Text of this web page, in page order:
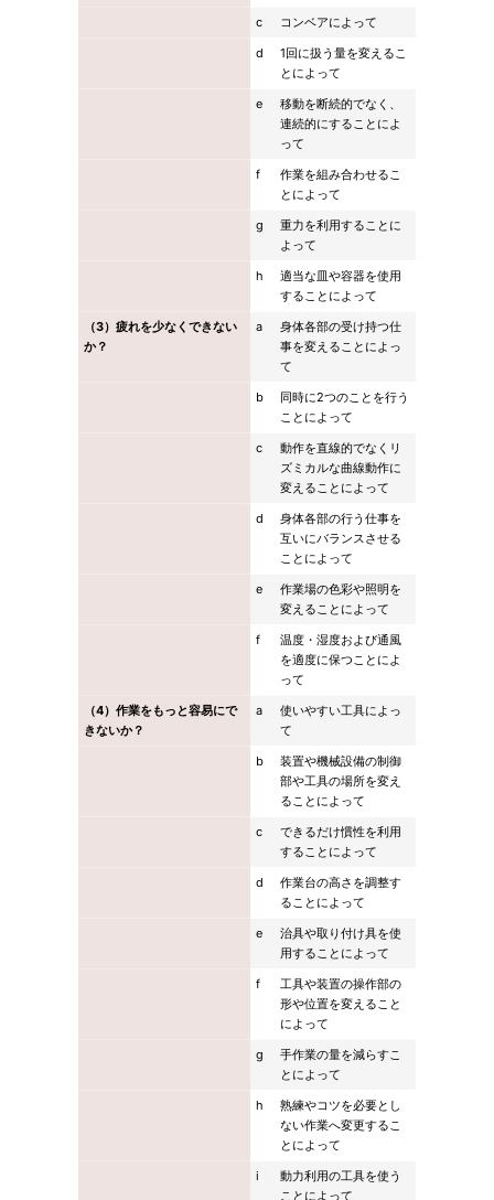
c
コンベアによって
d
1回に扱う量を変えるこ
とによって
e
移動を断続的でなく、
連続的にすることによ
って
f
作業を組み合わせるこ
とによって
g
重力を利用することに
よって
h
適当な皿や容器を使用
することによって
（3）疲れを少なくできない
か？
a
身体各部の受け持つ仕
事を変えることによっ
て
b
同時に2つのことを行う
ことによって
c
動作を直線的でなくリ
ズミカルな曲線動作に
変えることによって
d
身体各部の行う仕事を
互いにバランスさせる
ことによって
e
作業場の色彩や照明を
変えることによって
f
温度・湿度および通風
を適度に保つことによ
って
（4）作業をもっと容易にで
きないか？
a
使いやすい工具によっ
て
b
装置や機械設備の制御
部や工具の場所を変え
ることによって
c
できるだけ慣性を利用
することによって
d
作業台の高さを調整す
ることによって
e
治具や取り付け具を使
用することによって
f
工具や装置の操作部の
形や位置を変えること
によって
g
手作業の量を減らすこ
とによって
h
熟練やコツを必要とし
ない作業へ変更するこ
とによって
i
動力利用の工具を使う
ことによって